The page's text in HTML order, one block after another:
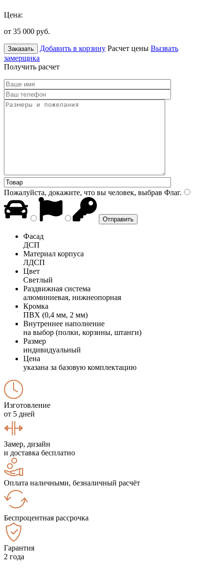
Цена:
от 35 000 руб.
Заказать Добавить в корзину Расчет цены Вызвать
замерщика
Получить расчет
Пожалуйста, докажите, что вы человек, выбрав Флаг.
Фасад
ДСП
Материал корпуса
ЛДСП
Цвет
Светлый
Раздвижная система
алюминиевая, нижнеопорная
Кромка
ПВХ (0,4 мм, 2 мм)
Внутреннее наполнение
на выбор (полки, корзины, штанги)
Размер
индивидуальный
Цена
указана за базовую комплектацию
Изготовление
от 5 дней
Замер, дизайн
и доставка бесплатно
Оплата наличными, безналичный расчёт
Беспроцентная рассрочка
Гарантия
2 года